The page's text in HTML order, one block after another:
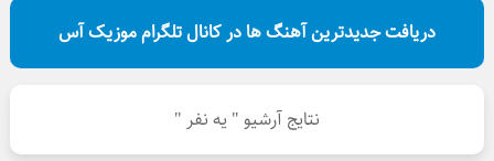
دریافت جدیدترین آهنگ ها در کانال تلگرام موزیک آس
نتایج آرشیو " یه نفر "